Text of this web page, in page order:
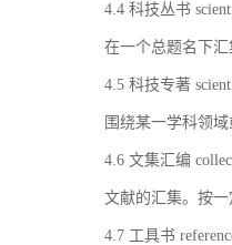
4.4 科技丛书
在一个总题名下
4.5 科技专著
围绕某一学科领
4.6 文集汇编
文献的汇集。按
4.7 工具书